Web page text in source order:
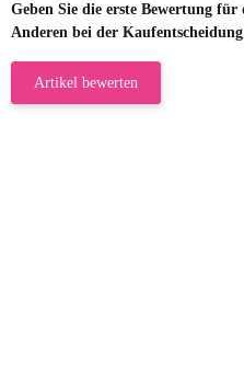
Geben Sie die erste Bewertung
Anderen bei der Kaufentscheidung
Artikel bewerten